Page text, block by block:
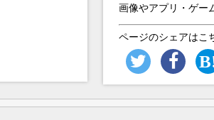
画像やアプリ・ゲー
ページのシェアはこ